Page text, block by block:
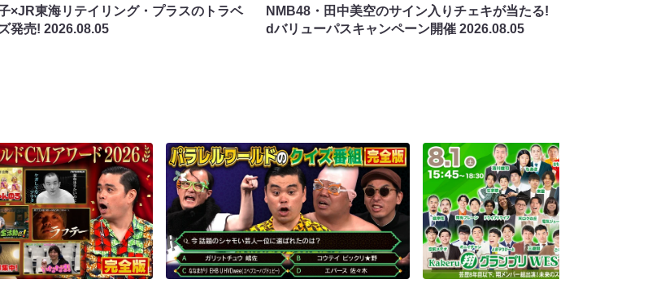
×JR東海リテイリング・プラスのトラベ
発売!2026.08.05
NMB48・田中美空のサイン入りチェキが当たる!
dバリューパスキャンペーン開催 2026.08.05